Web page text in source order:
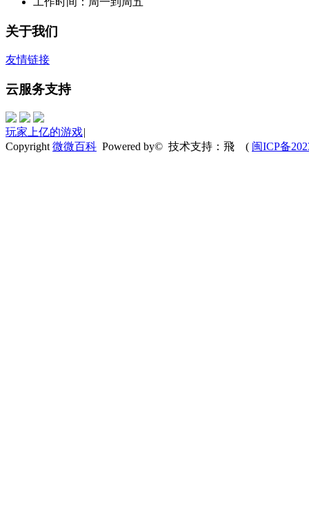
关于我们
友情链接
云服务支持
玩家上亿的游戏|
Copyright 微微百科 Powered by© 技术支持：飛 ( 闽ICP备